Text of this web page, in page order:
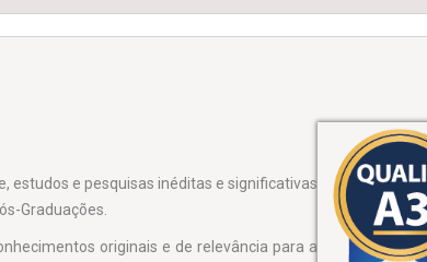
estudos e pesquisas inéditas e significativas
Graduações.
originais e de relevância para a